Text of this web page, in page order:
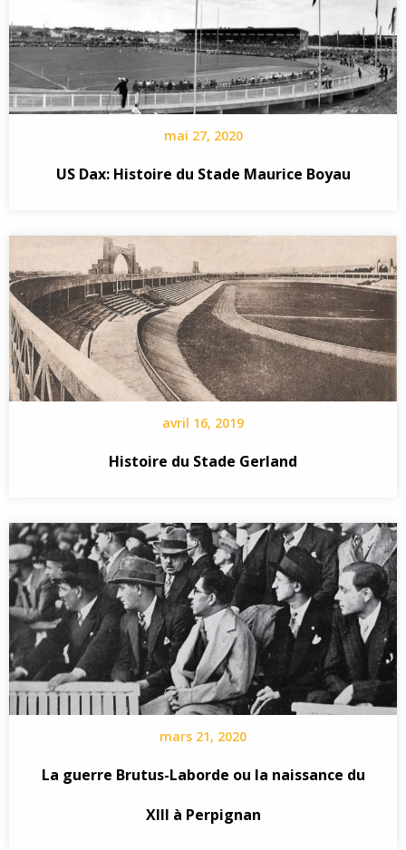
mai 27, 2020
US Dax: Histoire du Stade Maurice Boyau
avril 16, 2019
Histoire du Stade Gerland
mars 21, 2020
La guerre Brutus-Laborde ou la naissance du
XIII à Perpignan